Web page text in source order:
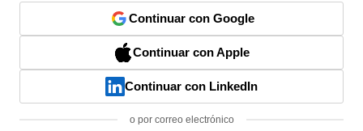
Continuar con Google
Continuar con Apple
Continuar con LinkedIn
o por correo electrónico